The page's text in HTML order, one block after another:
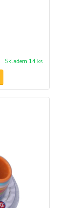
Skladem 14 ks